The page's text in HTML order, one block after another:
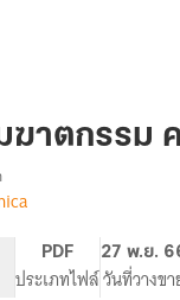
ฆาตกรร
PDF
ประเภทไฟล์
27 พ.ย.
วันที่วางข